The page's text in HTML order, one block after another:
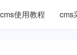
cms使用教程 cms